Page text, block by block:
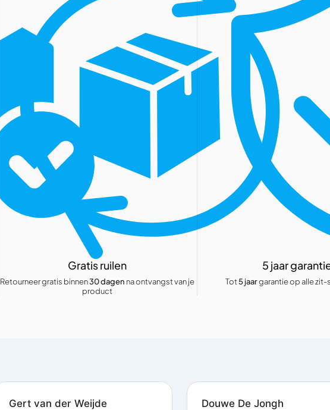
Gratis ruilen
Retourneer gratis binnen30 dagen na ontvangst van je
product
5 jaar
Tot5 jaargarantieop alle zit-